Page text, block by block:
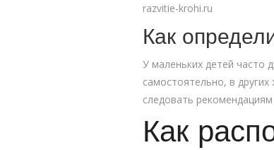
razvitie-krohi.ru
Как
У маленьких детей часто
самостоятельно, в
следовать
Как